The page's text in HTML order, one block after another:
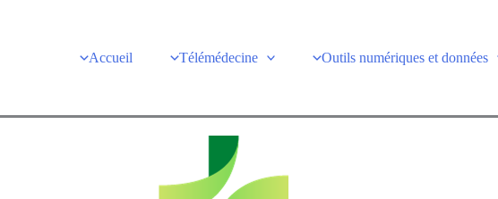
Accueil Télémédecine Outils numériques et données